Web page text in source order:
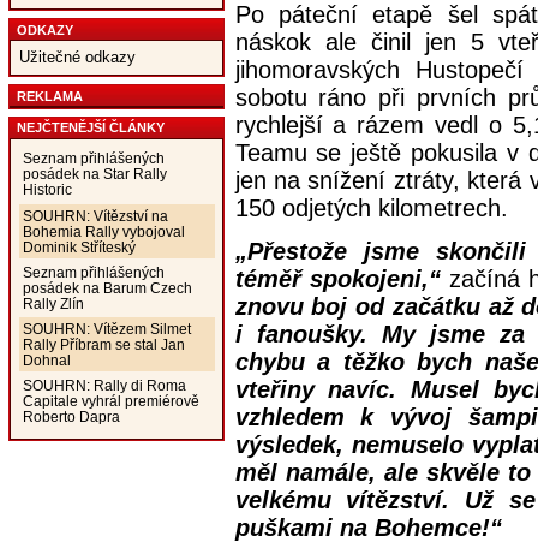
ODKAZY
Užitečné odkazy
REKLAMA
NEJČTENĚJŠÍ ČLÁNKY
Seznam přihlášených
posádek na Star Rally
Historic
SOUHRN: Vítězství na
Bohemia Rally vybojoval
Dominik Stříteský
Seznam přihlášených
posádek na Barum Czech
Rally Zlín
SOUHRN: Vítězem Silmet
Rally Příbram se stal Jan
Dohnal
SOUHRN: Rally di Roma
Capitale vyhrál premiérově
Roberto Dapra
Po páteční etapě šel
náskok ale činil jen 5
jihomoravských
sobotu ráno při prvních
rychlejší a rázem vedl o
Teamu se ještě pokusila v
jen na snížení ztráty, která
150 odjetých kilometrech.
„Přestože jsme
téměř spokojeni,“začíná
znovu boj od začátku až
i fanoušky. My jsme za
chybu a těžko bych
vteřiny navíc. Musel
vzhledem k vývoj
výsledek, nemuselo
měl namále, ale skvěle
velkému vítězství. Už
puškami na Bohemce!“